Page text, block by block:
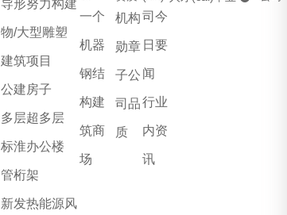
导形努力构建
物/大型雕塑
建筑项目
公建房子
多层超多层
标淮办公楼
管桁架
新发热能源风
一个
机器
钢结
构建
筑商
场
机构
勋章
子公
司品
质
司今
日要
闻
行业
内资
讯